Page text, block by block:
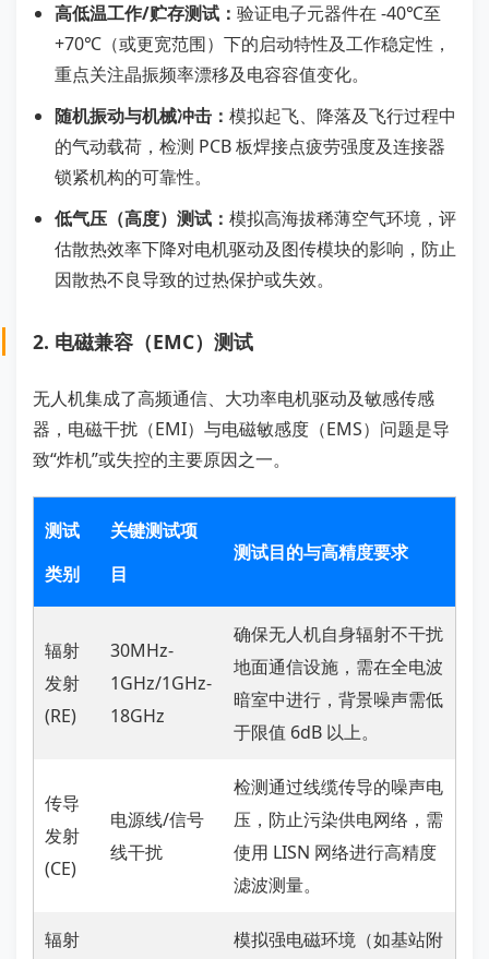
高低温工作/贮存测试： 验证电子元器件在 -40℃至
+70℃（或更宽范围）下的启动特性及工作稳定性，
重点关注晶振频率漂移及电容容值变化。
随机振动与机械冲击： 模拟起飞、降落及飞行过程中
的气动载荷，检测 PCB 板焊接点疲劳强度及连接器
锁紧机构的可靠性。
低气压（高度）测试： 模拟高海拔稀薄空气环境，评
估散热效率下降对电机驱动及图传模块的影响，防止
因散热不良导致的过热保护或失效。
2. 电磁兼容（EMC）测试
无人机集成了高频通信、大功率电机驱动及敏感传感
器，电磁干扰（EMI）与电磁敏感度（EMS）问题是导
致“炸机”或失控的主要原因之一。
测试
类别
关键测试项
目
测试目的与高精度要求
辐射
发射
(RE)
30MHz-
1GHz/1GHz-
18GHz
确保无人机自身辐射不干扰
地面通信设施，需在全电波
暗室中进行，背景噪声需低
于限值 6dB 以上。
传导
发射
(CE)
电源线/信号
线干扰
检测通过线缆传导的噪声电
压，防止污染供电网络，需
使用 LISN 网络进行高精度
滤波测量。
辐射
模拟强电磁环境（如基站附